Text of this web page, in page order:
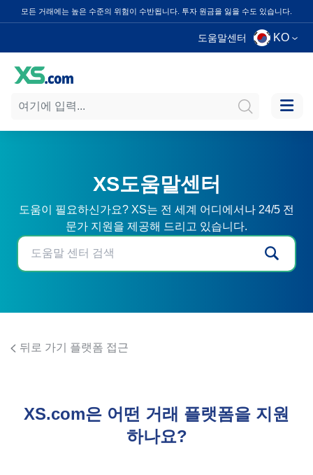
모든 거래에는 높은 수준의 위험이 수반됩니다. 투자 원금을 잃을 수도 있습니다.
도움말센터 KO
XS도움말센터
도움이 필요하신가요? XS는 전 세계 어디에서나 24/5 전
문가 지원을 제공해 드리고 있습니다.
뒤로 가기 플랫폼 접근
XS.com은 어떤 거래 플랫폼을 지원
하나요?